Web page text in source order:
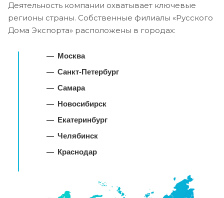
Деятельность компании охватывает ключевые
регионы страны. Собственные филиалы «Русского
Дома Экспорта» расположены в городах:
Москва
Санкт-Петербург
Самара
Новосибирск
Екатеринбург
Челябинск
Краснодар